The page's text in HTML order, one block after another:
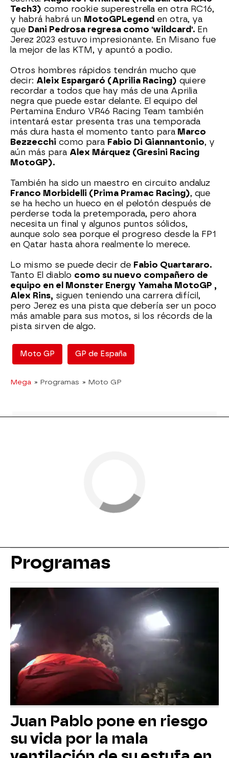
Tech3) como rookie superestrella en otra RC16,
y habrá habrá un MotoGPLegend en otra, ya
que Dani Pedrosa regresa como 'wildcard'. En
Jerez 2023 estuvo impresionante. En Misano fue
la mejor de las KTM, y apuntó a podio.
Otros hombres rápidos tendrán mucho que
decir: Aleix Espargaró (Aprilia Racing) quiere
recordar a todos que hay más de una Aprilia
negra que puede estar delante. El equipo del
Pertamina Enduro VR46 Racing Team también
intentará estar presenta tras una temporada
más dura hasta el momento tanto para Marco
Bezzecchi como para Fabio Di Giannantonio, y
aún más para Alex Márquez (Gresini Racing
MotoGP).
También ha sido un maestro en circuito andaluz
Franco Morbidelli (Prima Pramac Racing), que
se ha hecho un hueco en el pelotón después de
perderse toda la pretemporada, pero ahora
necesita un final y algunos puntos sólidos,
aunque solo sea porque el progreso desde la FP1
en Qatar hasta ahora realmente lo merece.
Lo mismo se puede decir de Fabio Quartararo.
Tanto El diablo como su nuevo compañero de
equipo en el Monster Energy Yamaha MotoGP ,
Alex Rins, siguen teniendo una carrera difícil,
pero Jerez es una pista que debería ser un poco
más amable para sus motos, si los récords de la
pista sirven de algo.
Moto GP GP de España
Mega » Programas » Moto GP
Programas
Juan Pablo pone en riesgo
su vida por la mala